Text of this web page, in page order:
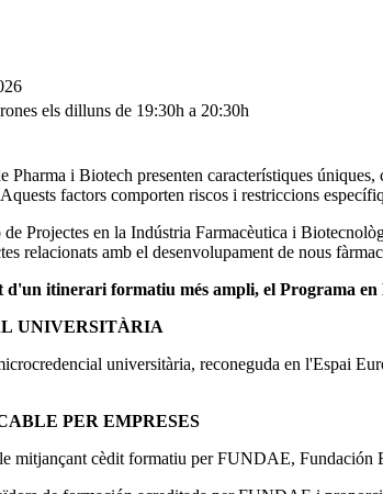
els dilluns de 19:30h a 20:30h
Pharma i Biotech presenten característiques úniques,
factors comporten riscos i restriccions
Projectes en la Indústria Farmacèutica i
relacionats amb el desenvolupament de nous
itinerari formatiu més ampli, el Programa
UNIVERSITÀRIA
universitària, reconeguda en l'Espai
PER EMPRESES
mitjançant cèdit formatiu per FUNDAE, Fundación